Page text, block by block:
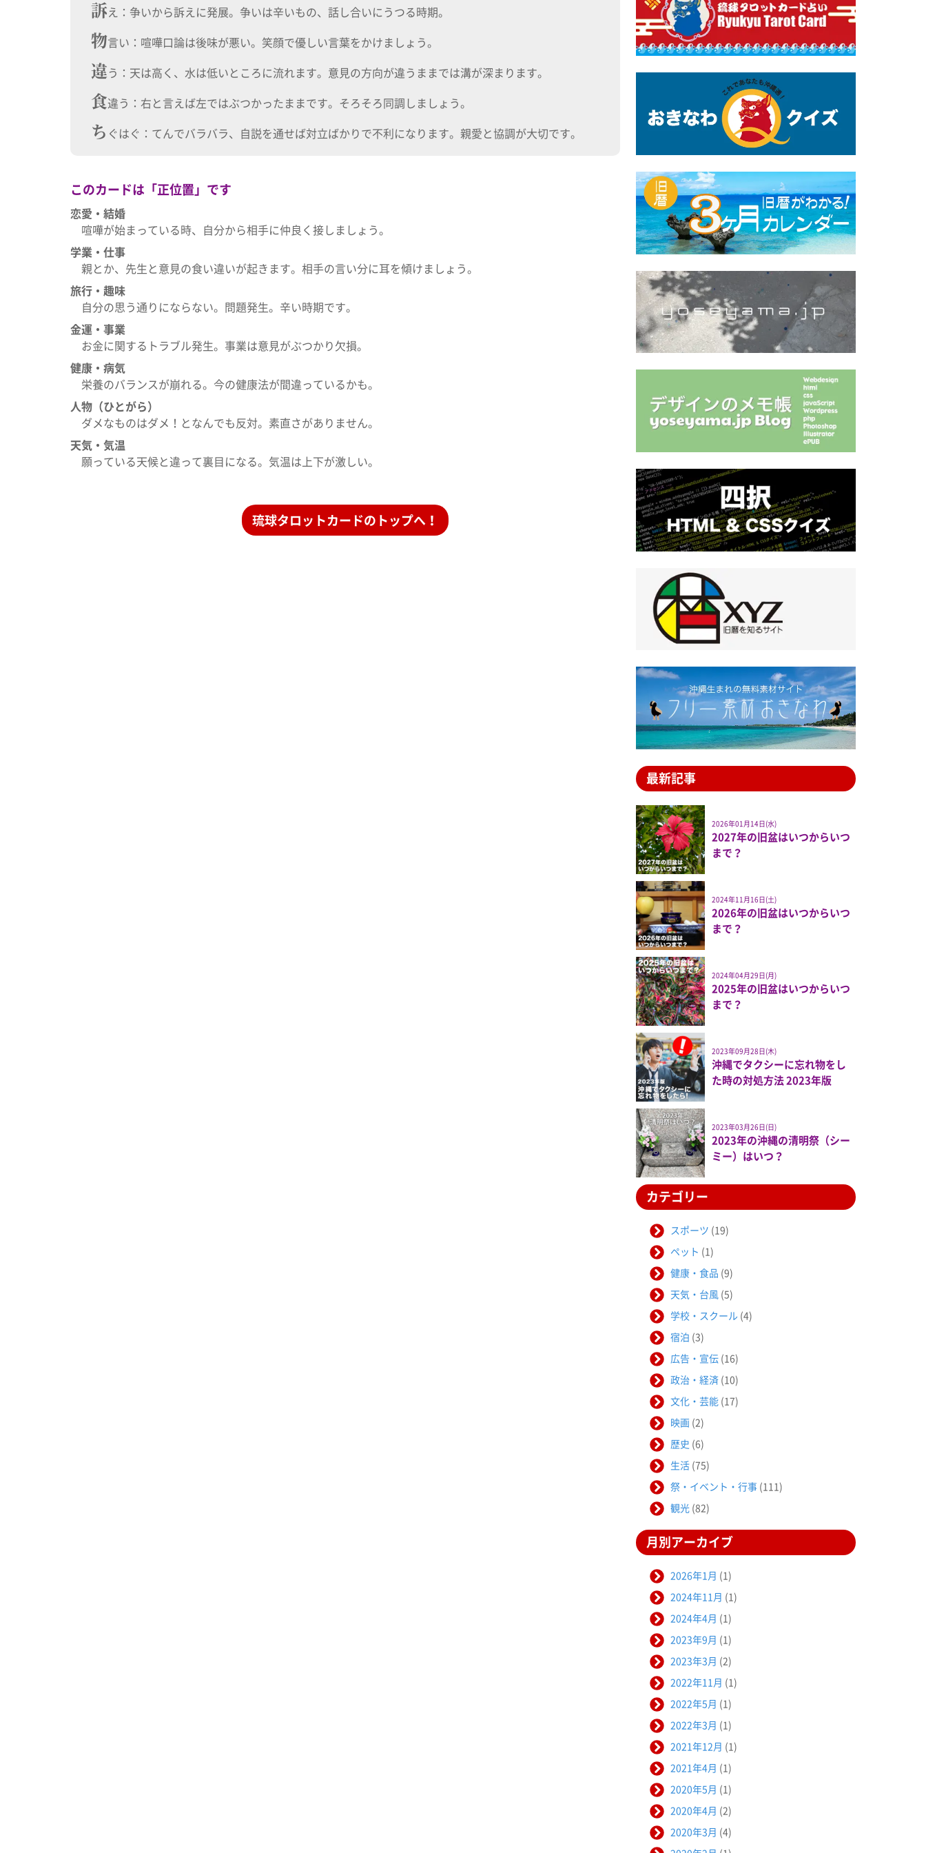
訴 え：争いから訴えに発展。争いは辛いもの、話し合いにうつる時期。
物言い：喧嘩口論は後味が悪い。笑顔で優しい言葉をかけましょう。
違う：天は高く、水は低いところに流れます。意見の方向が違うままでは溝が深まります。
食違う：右と言えば左ではぶつかったままです。そろそろ同調しましょう。
ち ぐはぐ：てんでバラバラ、自説を通せば対立ばかりで不利になります。親愛と協調が大切です。
このカードは「 正位置 」です
恋愛・結婚
喧嘩が始まっている時、自分から相手に仲良く接しましょう。
学業・仕事
親とか、先生と意見の食い違いが起きます。相手の言い分に耳を傾けましょう。
旅行・趣味
自分の思う通りにならない。問題発生。辛い時期です。
金運・事業
お金に関するトラブル発生。事業は意見がぶつかり欠損。
健康・病気
栄養のバランスが崩れる。今の健康法が間違っているかも。
人物（ひとがら）
ダメなものはダメ！となんでも反対。素直さがありません。
天気・気温
願っている天候と違って裏目になる。気温は上下が激しい。
琉球タロットカードのトップへ！
最新記事
2026年01月14日(水)
2027年の旧盆はいつからいつ
まで？
2024年11月16日(土)
2026年の旧盆はいつからいつ
まで？
2024年04月29日(月)
2025年の旧盆はいつからいつ
まで？
2023年09月28日(木)
沖縄でタクシーに忘れ物をし
た時の対処方法 2023年版
2023年03月26日(日)
2023年の沖縄の清明祭（シー
ミー）はいつ？
カテゴリー
スポーツ (19)
ペット (1)
健康・食品 (9)
天気・台風 (5)
学校・スクール(4)
宿泊 (3)
広告・宣伝(16)
政治・経済(10)
文化・芸能(17)
映画 (2)
歴史 (6)
生活(75)
祭・イベント・行事(111)
観光(82)
月別アーカイブ
2026年1月 (1)
2024年11月 (1)
2024年4月 (1)
2023年9月 (1)
2023年3月 (2)
2022年11月 (1)
2022年5月 (1)
2022年3月 (1)
2021年12月 (1)
2021年4月 (1)
2020年5月 (1)
2020年4月 (2)
2020年3月 (4)